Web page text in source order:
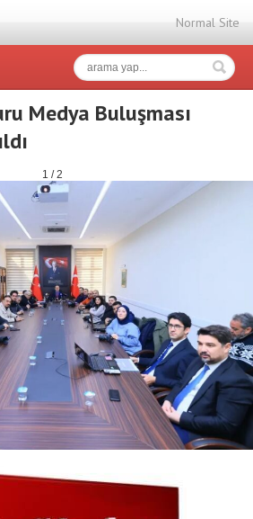
Normal Site
Medya Buluşması
1 / 2